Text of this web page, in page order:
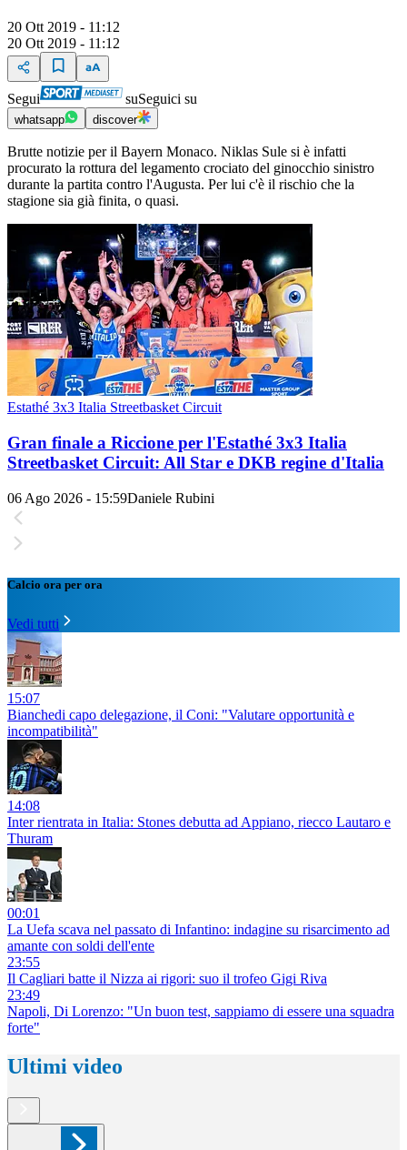
20 Ott 2019 - 11:12
20 Ott 2019 - 11:12
Segui suSeguici su
whatsapp discover
Brutte notizie per il Bayern Monaco. Niklas Sule si è infatti
procurato la rottura del legamento crociato del ginocchio sinistro
durante la partita contro l'Augusta. Per lui c'è il rischio che la
stagione sia già finita, o quasi.
Estathé 3x3 Italia Streetbasket Circuit
Gran finale a Riccione per l'Estathé 3x3 Italia
Streetbasket Circuit: All Star e DKB regine d'Italia
06 Ago 2026 - 15:59Daniele Rubini
Calcio ora per ora
Vedi tutti
15:07
Bianchedi capo delegazione, il Coni: "Valutare opportunità e
incompatibilità"
14:08
Inter rientrata in Italia: Stones debutta ad Appiano, riecco Lautaro e
Thuram
00:01
La Uefa scava nel passato di Infantino: indagine su risarcimento ad
amante con soldi dell'ente
23:55
Il Cagliari batte il Nizza ai rigori: suo il trofeo Gigi Riva
23:49
Napoli, Di Lorenzo: "Un buon test, sappiamo di essere una squadra
forte"
Ultimi video